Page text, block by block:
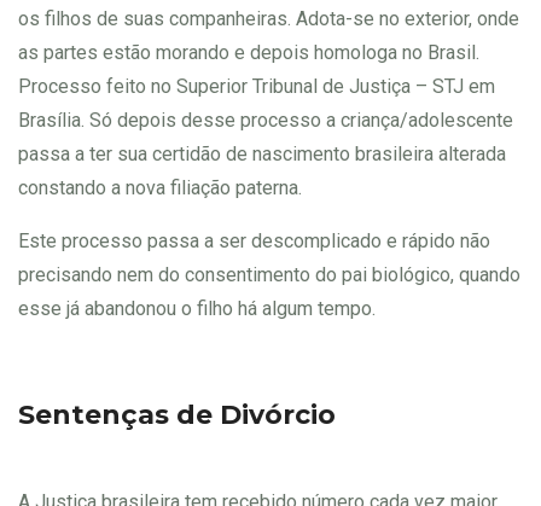
os filhos de suas companheiras. Adota-se no exterior, onde
as partes estão morando e depois homologa no Brasil.
Processo feito no Superior Tribunal de Justiça – STJ em
Brasília. Só depois desse processo a criança/adolescente
passa a ter sua certidão de nascimento brasileira alterada
constando a nova filiação paterna.
Este processo passa a ser descomplicado e rápido não
precisando nem do consentimento do pai biológico, quando
esse já abandonou o filho há algum tempo.
Sentenças de Divórcio
A Justiça brasileira tem recebido número cada vez maior